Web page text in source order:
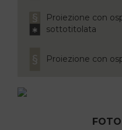
Proiezione con
sottotitolata
Proiezione con